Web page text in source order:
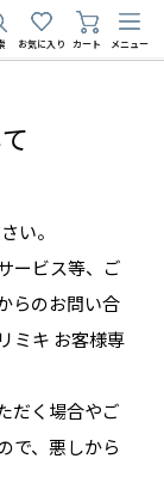
お気に入り カート メニュー
い。
ービス等、ご
らのお問い合
ミキ お客様専
だく場合やご
で、悪しから